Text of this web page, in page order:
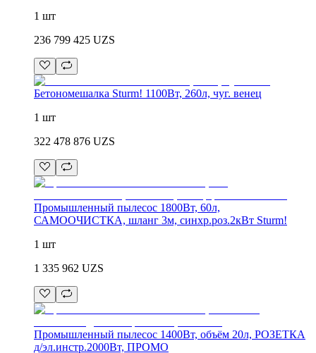
1 шт
236 799 425 UZS
Бетономешалка Sturm! 1100Вт, 260л, чуг. венец
1 шт
322 478 876 UZS
Промышленный пылесос 1800Вт, 60л,
САМООЧИСТКА, шланг 3м, синхр.роз.2кВт Sturm!
1 шт
1 335 962 UZS
Промышленный пылесос 1400Вт, объём 20л, РОЗЕТКА
д/эл.инстр.2000Вт, ПРОМО